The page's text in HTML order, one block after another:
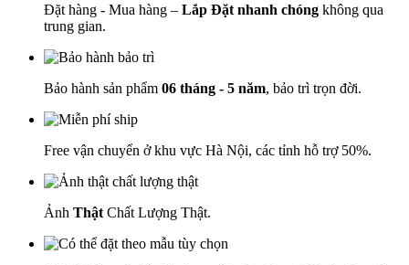
Đặt hàng - Mua hàng – Lắp Đặt nhanh chóng không qua
trung gian.
Bảo hành sản phẩm 06 tháng - 5 năm, bảo trì trọn đời.
Free vận chuyển ở khu vực Hà Nội, các tỉnh hỗ trợ 50%.
Ảnh Thật Chất Lượng Thật.